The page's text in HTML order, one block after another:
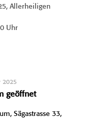
Allerheiligen
Uhr
2025
geöffnet
Sägastrasse 33,